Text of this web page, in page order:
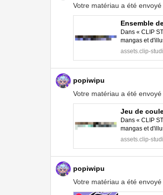
Votre matériau a été envoyé
Ensemble
Dans « CLIP
mangas et
STUDIO PAINT.
assets.clip-
popiwipu
Votre matériau a été envoyé
Jeu de
Dans « CLIP
mangas et
STUDIO PAINT.
assets.clip-
popiwipu
Votre matériau a été envoyé